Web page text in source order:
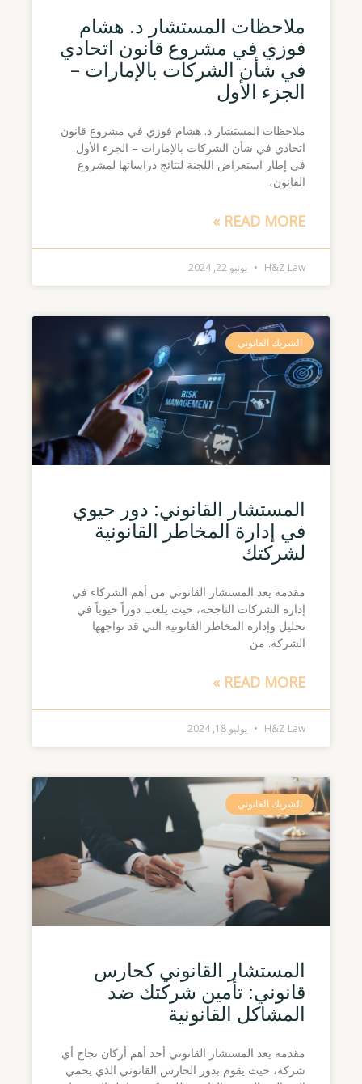
ملاحظات المستشار د. هشام
فوزي في مشروع قانون اتحادي
في شأن الشركات بالإمارات –
الجزء الأول
ملاحظات المستشار د. هشام فوزي في مشروع قانون
اتحادي في شأن الشركات بالإمارات – الجزء الأول
في إطار استعراض اللجنة لنتائج دراساتها لمشروع
القانون،
READ MORE »
H&Z Law يونيو 22, 2024
الشريك القانوني
المستشار القانوني: دور حيوي
في إدارة المخاطر القانونية
لشركتك
مقدمة يعد المستشار القانوني من أهم الشركاء في
إدارة الشركات الناجحة، حيث يلعب دوراً حيوياً في
تحليل وإدارة المخاطر القانونية التي قد تواجهها
الشركة. من
READ MORE »
H&Z Law يوليو 18, 2024
الشريك القانوني
المستشار القانوني كحارس
قانوني: تأمين شركتك ضد
المشاكل القانونية
مقدمة يعد المستشار القانوني أحد أهم أركان نجاح أي
شركة، حيث يقوم بدور الحارس القانوني الذي يحمي